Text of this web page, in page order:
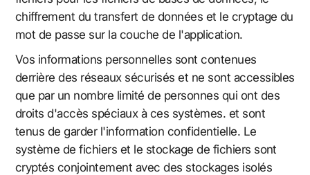
chiffrement du transfert de données et le cryptage du
mot de passe sur la couche de l'application.
Vos informations personnelles sont contenues
derrière des réseaux sécurisés et ne sont accessibles
que par un nombre limité de personnes qui ont des
droits d'accès spéciaux à ces systèmes. et sont
tenus de garder l'information confidentielle. Le
système de fichiers et le stockage de fichiers sont
cryptés conjointement avec des stockages isolés